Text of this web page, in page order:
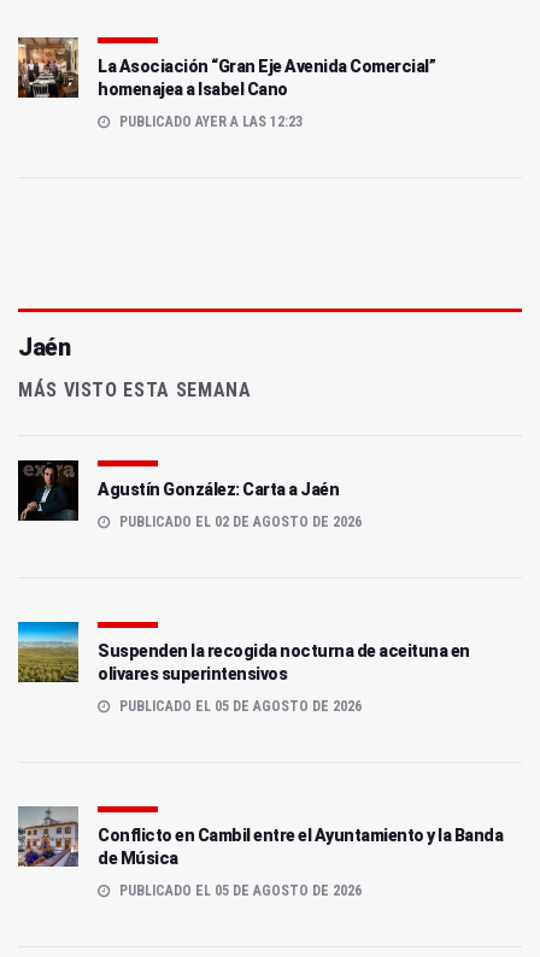
La Asociación “Gran Eje Avenida Comercial”
homenajea a Isabel Cano
PUBLICADO AYER A LAS 12:23
Jaén
MÁS VISTO ESTA SEMANA
Agustín González: Carta a Jaén
PUBLICADO EL 02 DE AGOSTO DE 2026
Suspenden la recogida nocturna de aceituna en
olivares superintensivos
PUBLICADO EL 05 DE AGOSTO DE 2026
Conflicto en Cambil entre el Ayuntamiento y la Banda
de Música
PUBLICADO EL 05 DE AGOSTO DE 2026